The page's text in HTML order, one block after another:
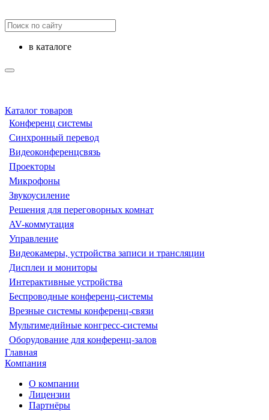
в каталоге
Каталог товаров
Конференц системы
Синхронный перевод
Видеоконференцсвязь
Проекторы
Микрофоны
Звукоусиление
Решения для переговорных комнат
AV-коммутация
Управление
Видеокамеры, устройства записи и трансляции
Дисплеи и мониторы
Интерактивные устройства
Беспроводные конференц-системы
Врезные системы конференц-связи
Мультимедийные конгресс-системы
Оборудование для конференц-залов
Главная
Компания
О компании
Лицензии
Партнёры